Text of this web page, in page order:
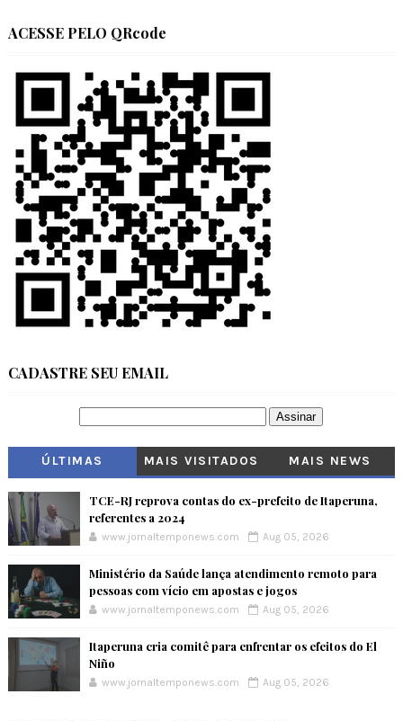
ACESSE PELO QRcode
CADASTRE SEU EMAIL
ÚLTIMAS MAIS VISITADOS MAIS NEWS
TCE-RJ reprova contas do ex-prefeito de Itaperuna,
referentes a 2024
www.jornaltemponews.com Aug 05, 2026
Ministério da Saúde lança atendimento remoto para
pessoas com vício em apostas e jogos
www.jornaltemponews.com Aug 05, 2026
Itaperuna cria comitê para enfrentar os efeitos do El
Niño
www.jornaltemponews.com Aug 05, 2026